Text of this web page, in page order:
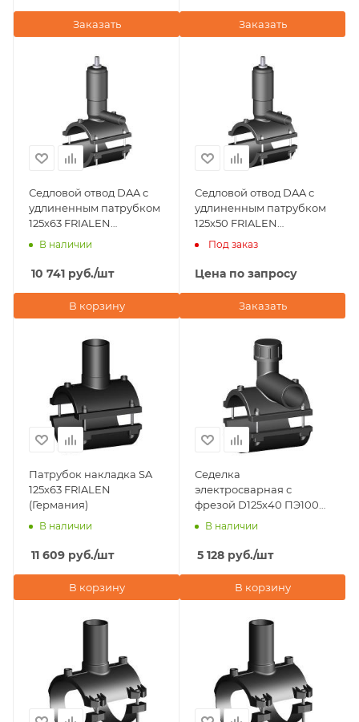
Заказать Заказать
Седловой отвод DAA с
удлиненным патрубком
125х63 FRIALEN
(Германия)
В наличии
10 741 руб./шт
В корзину
Седловой отвод DAA с
удлиненным патрубком
125х50 FRIALEN
(Германия)
Под заказ
Цена по запросу
Заказать
Патрубок накладка SA
125х63 FRIALEN
(Германия)
В наличии
11 609 руб./шт
В корзину
Седелка
электросварная с
фрезой D125х40 ПЭ100
SDR 11 Eurostandard
В наличии
5 128 руб./шт
В корзину